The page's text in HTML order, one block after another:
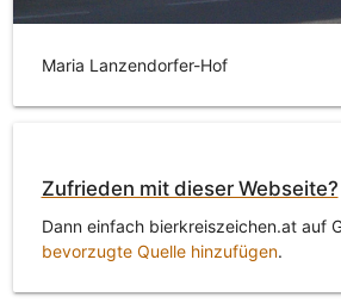
Maria Lanzendorfer-Hof
Zufrieden mit dieser Webseite?
Dann einfach bierkreiszeichen.at auf
bevorzugte Quelle hinzufügen.